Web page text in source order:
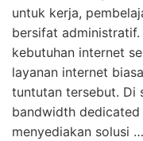
untuk kerja,
bersifat administratif.
kebutuhan internet
layanan internet
tuntutan tersebut. Di
bandwidth dedicated
menyediakan solusi …